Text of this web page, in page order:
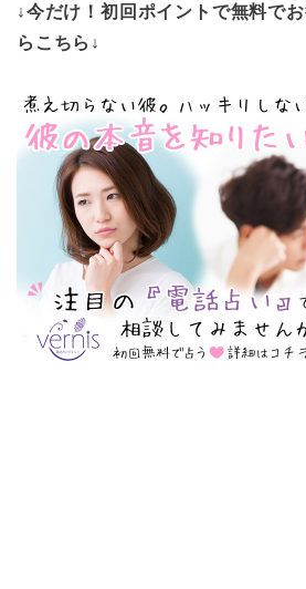
↓今だけ！初回ポイントで無料で
らこちら↓